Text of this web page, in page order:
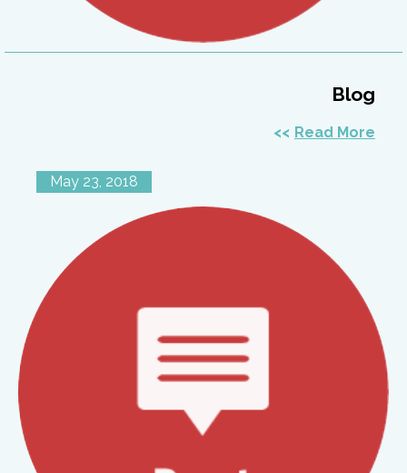
Blog
Read More
May 23, 2018